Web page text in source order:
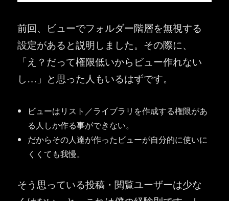
前回、ビューでフォルダー階層を無視する
設定があると説明しました。その際に、
「え？だって権限低いからビュー作れない
し…」と思った人もいるはずです。
ビューはリスト／ライブラリを作成する権限があ
る人しか作る事ができない。
だからその人達が作ったビューが自分的に使いに
くくても我慢。
そう思っている投稿・閲覧ユーザーは少な